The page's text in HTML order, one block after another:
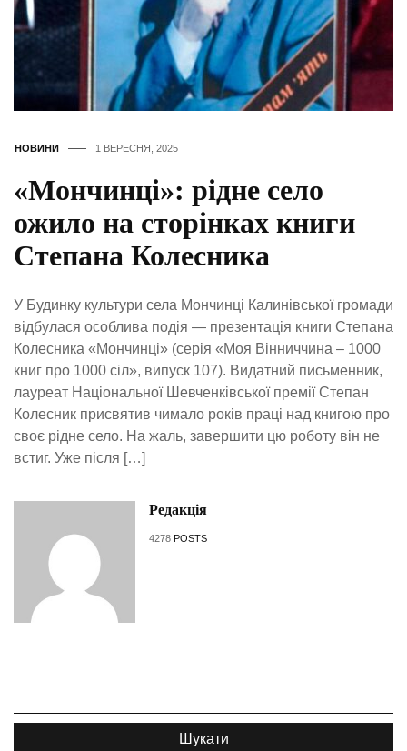
НОВИНИ 1 ВЕРЕСНЯ, 2025
«Мончинці»: рідне село
ожило на сторінках книги
Степана Колесника
У Будинку культури села Мончинці Калинівської громади
відбулася особлива подія — презентація книги Степана
Колесника «Мончинці» (серія «Моя Вінниччина – 1000
книг про 1000 сіл», випуск 107). Видатний письменник,
лауреат Національної Шевченківської премії Степан
Колесник присвятив чимало років праці над книгою про
своє рідне село. На жаль, завершити цю роботу він не
встиг. Уже після […]
Редакція
4278 POSTS